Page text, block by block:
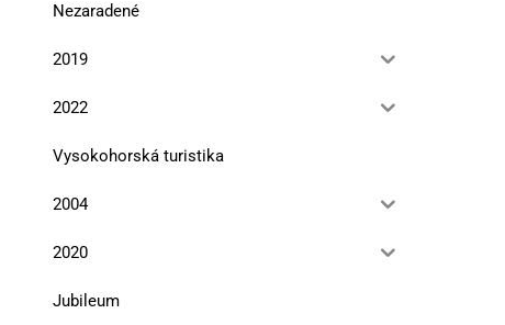
Nezaradené
2019
2022
Vysokohorská turistika
2004
2020
Jubileum